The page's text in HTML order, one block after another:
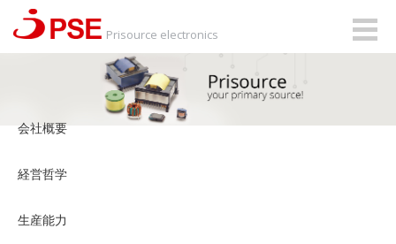
Prisource electronics
会社概要
経営哲学
生産能力